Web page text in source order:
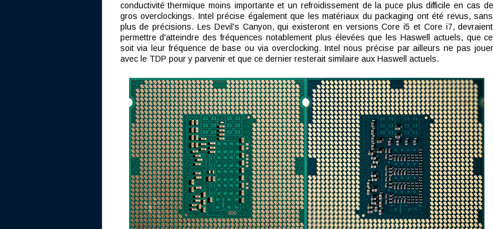
conductivité thermique moins importante et un refroidissement de la puce plus difficile en cas de
gros overclockings. Intel précise également que les matériaux du packaging ont été revus, sans
plus de précisions. Les Devil's Canyon, qui existeront en versions Core i5 et Core i7, devraient
permettre d'atteindre des fréquences notablement plus élevées que les Haswell actuels, que ce
soit via leur fréquence de base ou via overclocking. Intel nous précise par ailleurs ne pas jouer
avec le TDP pour y parvenir et que ce dernier resterait similaire aux Haswell actuels.